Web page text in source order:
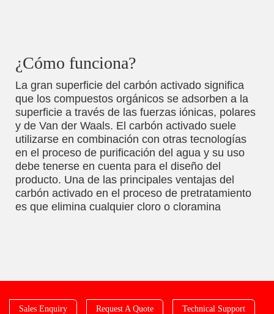
¿Cómo funciona?
La gran superficie del carbón activado significa
que los compuestos orgánicos se adsorben a la
superficie a través de las fuerzas iónicas, polares
y de Van der Waals. El carbón activado suele
utilizarse en combinación con otras tecnologías
en el proceso de purificación del agua y su uso
debe tenerse en cuenta para el diseño del
producto. Una de las principales ventajas del
carbón activado en el proceso de pretratamiento
es que elimina cualquier cloro o cloramina
Sales Enquiry Request A Quote Technical Support